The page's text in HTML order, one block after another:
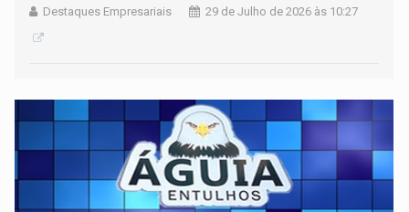
Destaques Empresariais 29 de Julho de 2026 às 10:27